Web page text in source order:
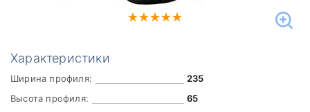
Характеристики
Ширина профиля:
235
Высота профиля:
65